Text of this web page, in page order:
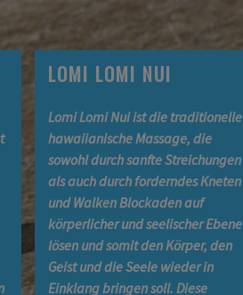
LOMI LOMI NUI
Lomi Lomi Nui ist die traditionelle
hawaiianische Massage, die
sowohl durch sanfte Streichungen
als auch durch forderndes Kneten
und Walken Blockaden auf
körperlicher und seelischer Ebene
lösen und somit den Körper, den
Geist und die Seele wieder in
Einklang bringen soll. Diese